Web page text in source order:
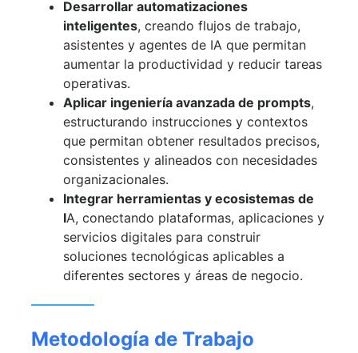
Desarrollar automatizaciones
inteligentes, creando flujos de trabajo,
asistentes y agentes de IA que permitan
aumentar la productividad y reducir tareas
operativas.
Aplicar ingeniería avanzada de prompts,
estructurando instrucciones y contextos
que permitan obtener resultados precisos,
consistentes y alineados con necesidades
organizacionales.
Integrar herramientas y ecosistemas de
IA, conectando plataformas, aplicaciones y
servicios digitales para construir
soluciones tecnológicas aplicables a
diferentes sectores y áreas de negocio.
Metodología de Trabajo